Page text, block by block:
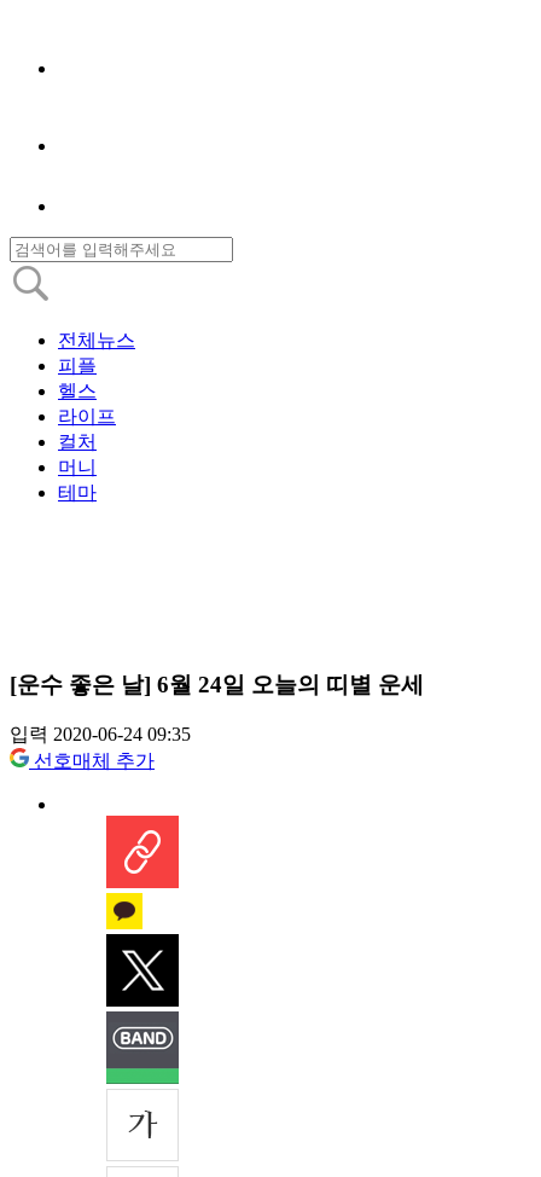
전체뉴스
피플
헬스
라이프
컬처
머니
테마
[운수 좋은 날] 6월 24일 오늘의 띠별 운세
입력 2020-06-24 09:35
선호매체 추가